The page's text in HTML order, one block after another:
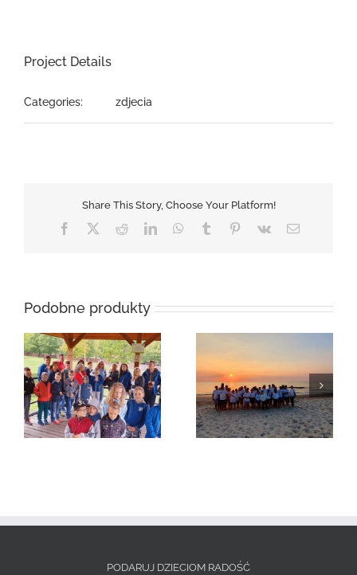
Project Details
Categories: zdjecia
Share This Story, Choose Your Platform!
Facebook RedditLinkedInWhatsApp
Tumblr Pinterest
Vk Email
Podobne produkty
Kolonie letnie 2020
Wycieczka do
Kazimierza Wielkiego
– lato 2020
PODARUJ DZIECIOM RADOŚĆ